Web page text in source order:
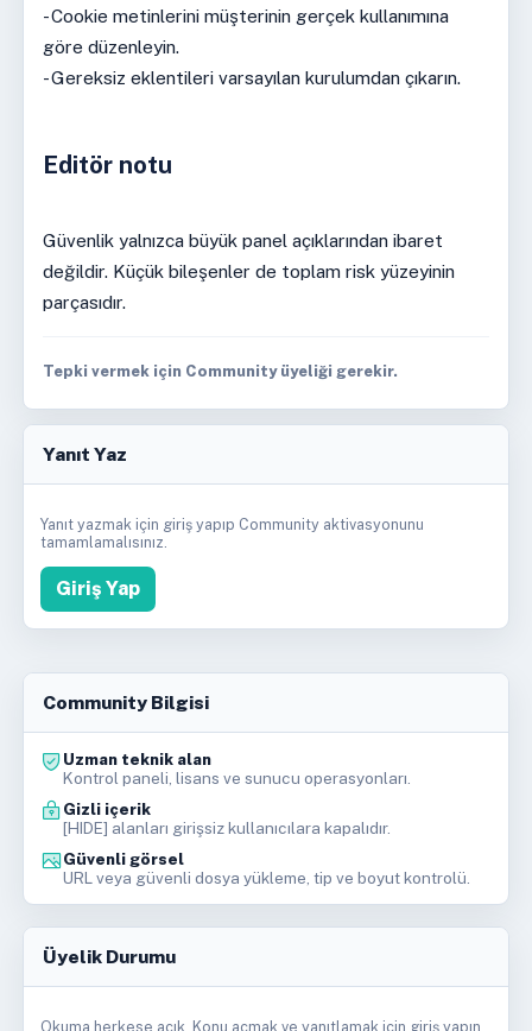
- Cookie metinlerini müşterinin gerçek kullanımına
göre düzenleyin.
- Gereksiz eklentileri varsayılan kurulumdan çıkarın.
Editör notu
Güvenlik yalnızca büyük panel açıklarından ibaret
değildir. Küçük bileşenler de toplam risk yüzeyinin
parçasıdır.
Tepki vermek için Community üyeliği gerekir.
Yanıt Yaz
Yanıt yazmak için giriş yapıp Community aktivasyonunu
tamamlamalısınız.
Giriş Yap
Community Bilgisi
Uzman teknik alan
Kontrol paneli, lisans ve sunucu operasyonları.
Gizli içerik
[HIDE] alanları girişsiz kullanıcılara kapalıdır.
Güvenli görsel
URL veya güvenli dosya yükleme, tip ve boyut kontrolü.
Üyelik Durumu
Okuma herkese açık. Konu açmak ve yanıtlamak için giriş yapın.